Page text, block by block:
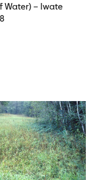
Water) – Iwate